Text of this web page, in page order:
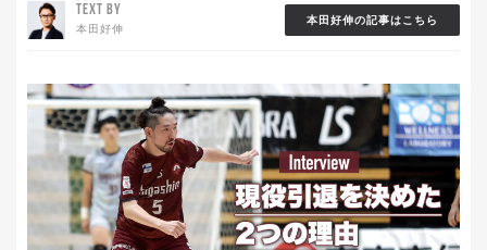
TEXT BY
本田好伸
本田好伸の記事はこちら